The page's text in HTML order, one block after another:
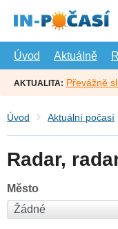
hlavní
Úvod
Aktuálně
AKTUALITA: Převážně
Úvod Aktuální počasí
Radar,
Město